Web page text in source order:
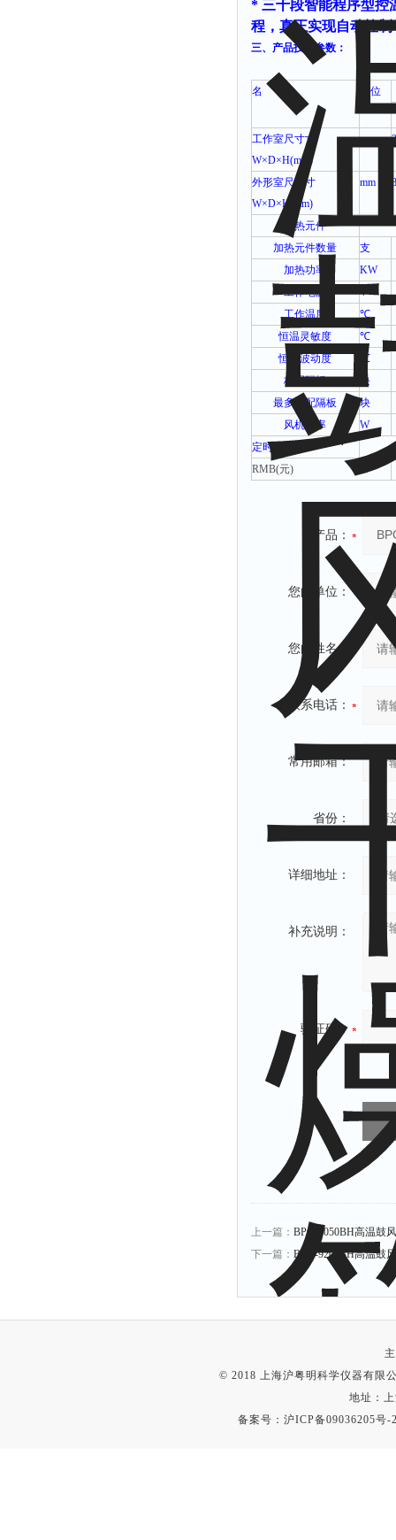
* 三十段智能程序型控
程，真正实现自动控制
三、产品技术参数：
名 单位
工作室尺寸寸
W×D×H(mm)
mm
外形室尺寸寸
W×D×H(mm)
mm
加热元件
加热元件数量
支
加热功率
KW
工作电源
V
工作温度
℃
恒温灵敏度
℃
恒温波动度
℃
标配隔板
块
最多可配隔板
块
风机功率
W
定时范围
RMB(元)
产品：
您的单位：
您的姓名：
联系电话：
常用邮箱：
省份：
详细地址：
补充说明：
验证码：
上一篇： BPG-9050BH高温鼓
下一篇： BPG-9200BH高温鼓
© 2018 上海沪粤明科学仪器有限
地址：
备案号：沪ICP备09036205号-